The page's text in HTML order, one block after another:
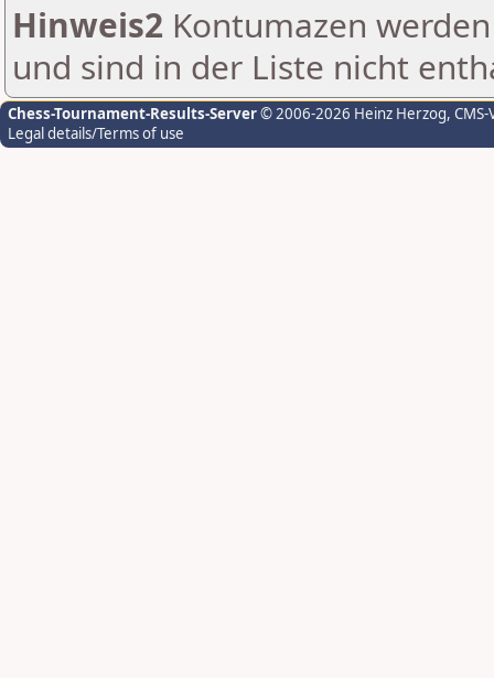
Hinweis2 Kontumazen
und sind in der Liste nicht
Chess-Tournament-Results-Server© 2006-2026 Heinz Herzog,
Legal details/Terms of use